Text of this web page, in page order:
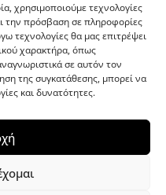
χρησιμοποιούμε τεχνολογίες
την πρόσβαση σε πληροφορίες
τεχνολογίες θα μας επιτρέψει
χαρακτήρα, όπως
σε αυτόν τον
της συγκατάθεσης, μπορεί να
και δυνατότητες.